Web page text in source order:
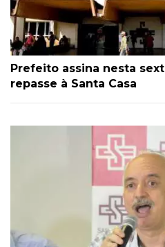
Prefeito assina nesta
repasse à Santa Casa